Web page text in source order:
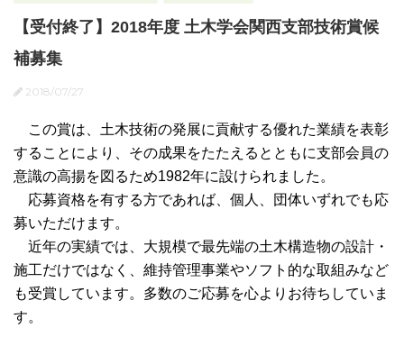
【受付終了】2018年度 土木学会関西支部技術賞候
補募集
2018/07/27
この賞は、土木技術の発展に貢献する優れた業績を表彰
することにより、その成果をたたえるとともに支部会員の
意識の高揚を図るため1982年に設けられました。
応募資格を有する方であれば、個人、団体いずれでも応
募いただけます。
近年の実績では、大規模で最先端の土木構造物の設計・
施工だけではなく、維持管理事業やソフト的な取組みなど
も受賞しています。多数のご応募を心よりお待ちしていま
す。